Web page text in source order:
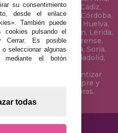
Burgos, Cáceres, Cádiz,
Ceuta, Ciudad Real, Córdoba,
Guipúzcoa, Huelva,
Las Palmas, Leon, Lérida,
Murcia, Navarra, Orense,
Segovia, Sevilla, Soria,
Toledo, Valencia, Valladolid,
y Zaragoza.
para garantizar
peninsular, siempre y
antes de las 18 horas.
su consentimiento
desde el enlace
También puede
cookies pulsando el
Cerrar. Es posible
seleccionar algunas
el botón
todas